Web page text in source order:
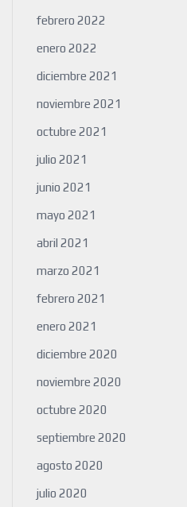
febrero 2022
enero 2022
diciembre 2021
noviembre 2021
octubre 2021
julio 2021
junio 2021
mayo 2021
abril 2021
marzo 2021
febrero 2021
enero 2021
diciembre 2020
noviembre 2020
octubre 2020
septiembre 2020
agosto 2020
julio 2020